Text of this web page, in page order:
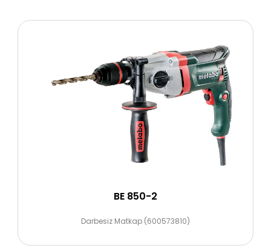
BE 850-2
Darbesiz Matkap (600573810)